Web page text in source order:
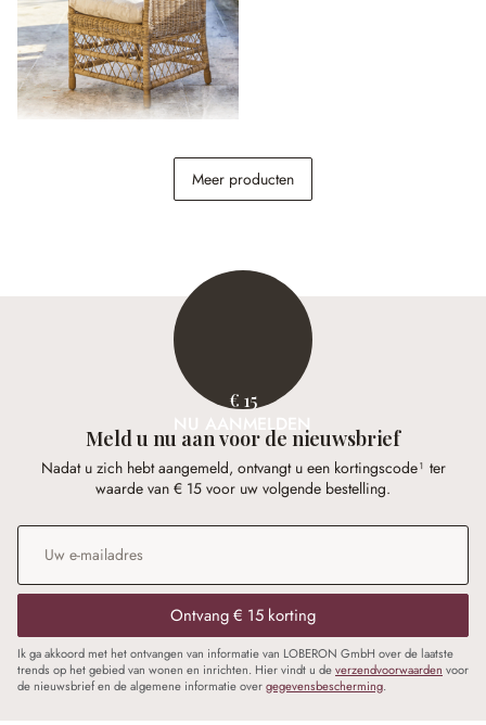
Meer producten
€ 15
NU AANMELDEN
Meld u nu aan voor de nieuwsbrief
Nadat u zich hebt aangemeld, ontvangt u een kortingscode¹ ter
waarde van € 15 voor uw volgende bestelling.
E-mailadres
Ontvang € 15 korting
Ik ga akkoord met het ontvangen van informatie van LOBERON GmbH over de laatste
trends op het gebied van wonen en inrichten. Hier vindt u deverzendvoorwaarden voor
de nieuwsbrief en de algemene informatie overgegevensbescherming.